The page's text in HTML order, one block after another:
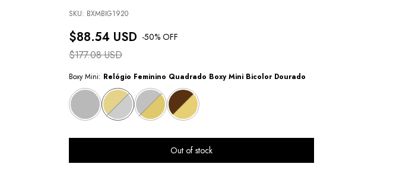
SKU: BXMBIG1920
$88.54 USD -50% OFF
$177.08 USD
Boxy Mini: Relógio Feminino Quadrado Boxy Mini Bicolor Dourado